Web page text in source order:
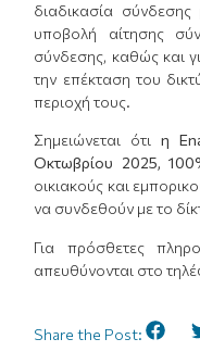
διαδικασία
υποβολή αίτησης
σύνδεσης, καθώς και
την επέκταση του
περιοχή τους.
Σημειώνεται ότι η
Οκτωβρίου 2025,
οικιακούς και
να συνδεθούν με το
Για πρόσθετες
απευθύνονται στο
Share the Post: